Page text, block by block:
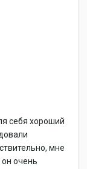
себя хороший
мне
очень